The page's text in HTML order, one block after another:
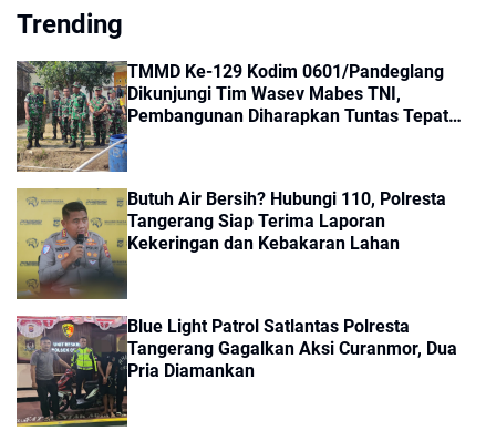
Trending
TMMD Ke-129 Kodim 0601/Pandeglang
Dikunjungi Tim Wasev Mabes TNI,
Pembangunan Diharapkan Tuntas Tepat
Butuh Air Bersih? Hubungi 110, Polresta
Tangerang Siap Terima Laporan
Kekeringan dan Kebakaran Lahan
Blue Light Patrol Satlantas Polresta
Tangerang Gagalkan Aksi Curanmor, Dua
Pria Diamankan